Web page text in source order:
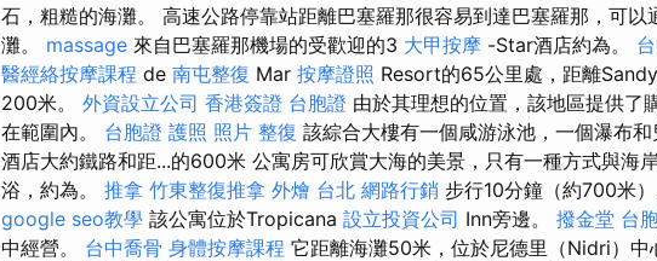
石，粗糙的海灘。 高速公路停靠站距離巴塞羅那很容易到達巴塞羅那，可以
灘。 massage 來自巴塞羅那機場的受歡迎的3 大甲按摩 -Star酒店約為。
醫經絡按摩課程 de 南屯整復 Mar 按摩證照 Resort的65公里處，距離
200米。 外資設立公司 香港簽證 台胞證 由於其理想的位置，該地區提供了
在範圍內。 台胞證 護照 照片 整復 該綜合大樓有一個咸游泳池，一個瀑布和
酒店大約鐵路和距...的600米 公寓房可欣賞大海的美景，只​​有一種方式與海
浴，約為。 推拿 竹東整復推拿 外燴 台北 網路行銷 步行10分鐘（約700米）
google seo教學 該公寓位於Tropicana 設立投資公司 Inn旁邊。 撥金堂 台
中經營。 台中喬骨 身體按摩課程 它距離海灘50米，位於尼德里（Nidri）中